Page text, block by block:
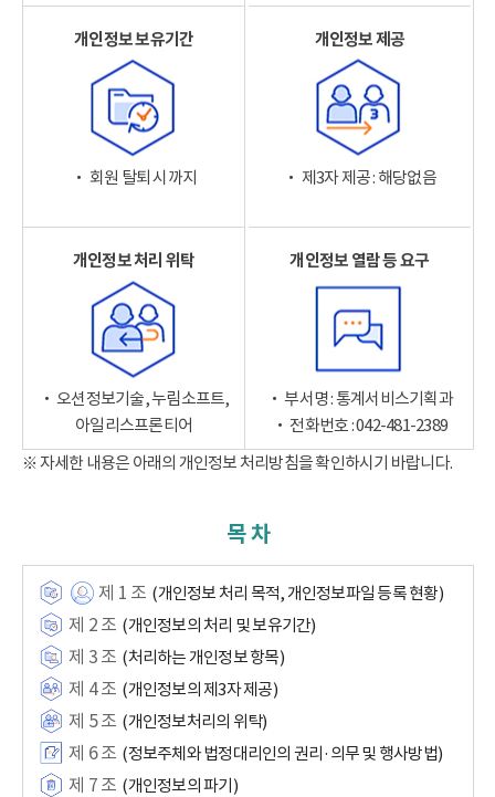
개인정보 보유기간
‧ 회원 탈퇴 시까지
개인정보 제공
‧ 제3자 제공 : 해당없음
개인정보 처리 위탁
‧ 오션정보기술, 누림소프트,
아일리스프론티어
개인정보 열람 등 요구
‧ 부서명 : 통계서비스기획과
‧ 전화번호 : 042-481-2389
※ 자세한 내용은 아래의 개인정보 처리방침을 확인하시기 바랍니다.
목 차
제 1 조 (개인정보 처리 목적, 개인정보파일 등록 현황)
제 2 조 (개인정보의 처리 및 보유기간)
제 3 조 (처리하는 개인정보 항목)
제 4 조 (개인정보의 제3자 제공)
제 5 조 (개인정보처리의 위탁)
제 6 조 (정보주체와 법정대리인의 권리·의무 및 행사방법)
제 7 조 (개인정보의 파기)